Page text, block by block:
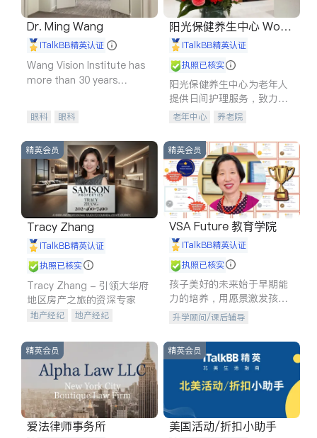
Dr. Ming Wang
iTalkBB精英认证
Wang Vision Institute has
more than 30 years
眼科 眼科
阳光保健养生中心 World
shine
iTalkBB精英认证
执照已核实
阳光保健养生中心为老年人
提供日间护理服务，致力于
通过持续的护理创新来有效
老年中心 养老院
精英会员
Tracy Zhang
iTalkBB精英认证
执照已核实
Tracy Zhang - 引领大华府
地区房产之旅的资深专家
地产经纪
地产经纪
商铺租售
精英会员
VSA Future 教育学院
iTalkBB精英认证
执照已核实
孩子美好的未来始于早期能
力的培养，用愿景激发孩子
的学习潜力和动力。理念：
拥有成长型心态是成功的基
石。
升学顾问/课后辅导
精英会员
爱法律师事务所
精英会员
美国活动/折扣小助手